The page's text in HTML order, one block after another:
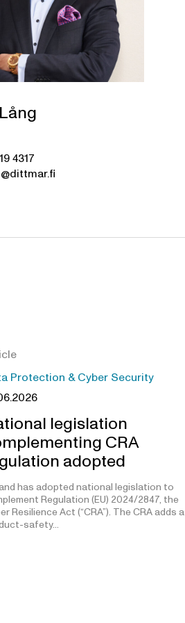
4317
Protection & Cyber Security
legislation
CRA
adopted
has adopted national legislation to
Regulation (EU) 2024/2847, the
Resilience Act (“CRA”). The CRA adds a
safety…